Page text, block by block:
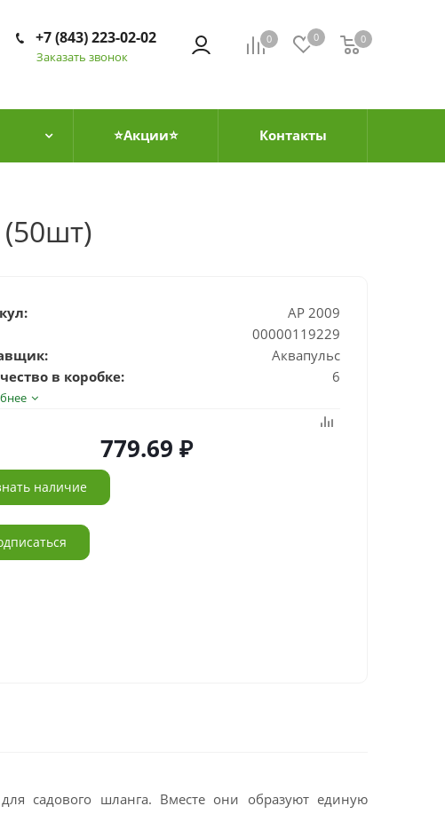
0 0 0
0
+7 (843) 223-02-02
Заказать звонок
⭐Акции⭐ Контакты
AP 2009
00000119229
Аквапульс
в коробке:
6
779.69
наличие
садового шланга. Вместе они образуют единую